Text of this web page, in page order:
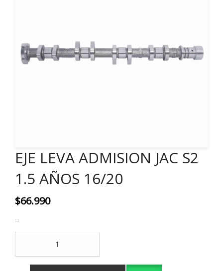
EJE LEVA ADMISION JAC S2
1.5 AÑOS 16/20
$66.990
ADMISION